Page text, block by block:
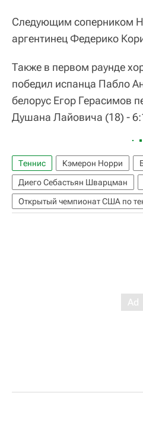
Следующим соперником
аргентинец Федерико
Также в первом раунде
победил испанца Пабло
белорус Егор Герасимов
Душана Лайовича (18) -
Теннис Кэмерон Норри
Диего Себастьян Шварцман
Открытый чемпионат США по